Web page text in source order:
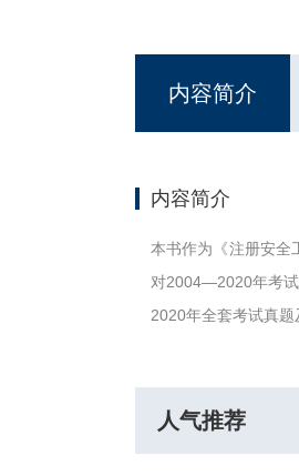
内容简介
内容简介
本书作为《注册安全
对2004—2020年考试
2020年全套考试真
人气推荐